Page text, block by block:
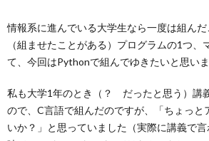
情報系に進んでいる大学生なら一度は組ん
（組ませたことがある）プログラムの1つ
て、今回はPythonで組んでゆきたいと思いま
私も大学1年のとき（？ だったと思う）講
ので、C言語で組んだのですが、「ちょっと
いか？」と思っていました（実際に講義で